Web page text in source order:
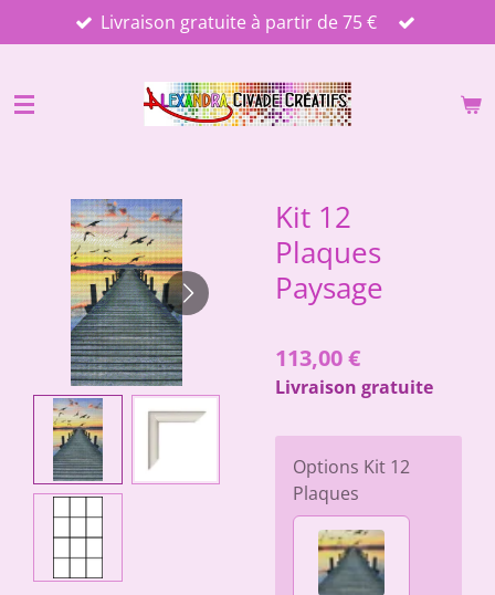
au
principal
Livraison gratuite à partir de 75 €
Kit 12
Plaques
Paysage
113,00 €
Livraison gratuite
Options Kit 12
Plaques